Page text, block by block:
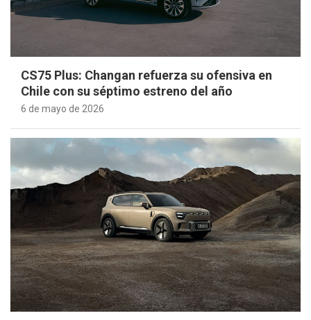
CS75 Plus: Changan refuerza su ofensiva en
Chile con su séptimo estreno del año
6 de mayo de 2026